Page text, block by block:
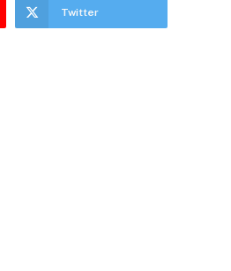
Twitter